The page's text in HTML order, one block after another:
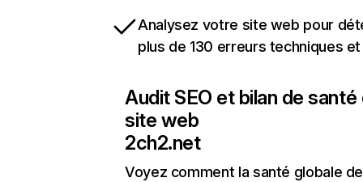
Analysez votre site web pour
plus de 130 erreurs techniques et
Audit SEO et bilan de santé
site web
2ch2.net
Voyez comment la santé globale